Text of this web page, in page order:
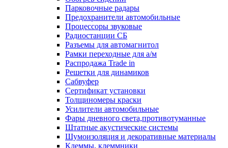
Парковочные радары
Предохранители автомобильные
Процессоры звуковые
Радиостанции СБ
Разъемы для автомагнитол
Рамки переходные для а/м
Распродажа Trade in
Решетки для динамиков
Сабвуфер
Сертификат установки
Толщиномеры краски
Усилители автомобильные
Фары дневного света,противотуманные
Штатные акустические системы
Шумоизоляция и декоративные материалы
Клеммы, клеммники